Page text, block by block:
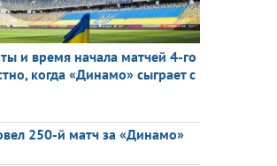
и время начала матчей 4-го
когда «Динамо» сыграет с
250-й матч за «Динамо»